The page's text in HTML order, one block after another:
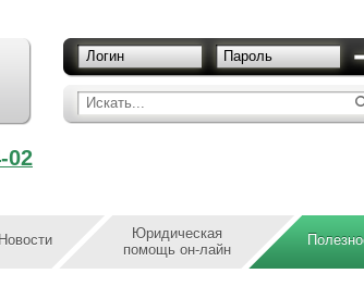
Искать...
Логин Пароль
02
Новости
Юридическая
помощь он-лайн